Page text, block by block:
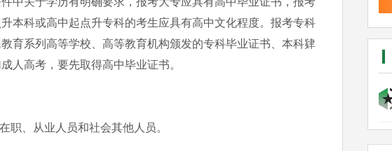
本科或高中起点升专科的考生应具有高中文化程度。报考专科
育系列高等学校、高等教育机构颁发的专科毕业证书、本科肄
人高考，要先取得高中毕业证书。
、从业人员和社会其他人员。